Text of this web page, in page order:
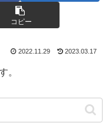
コピー
2022.11.29 2023.03.17
。